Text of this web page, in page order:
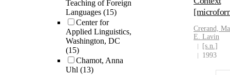
Teaching of Foreign
Languages (15)
Center for
Applied Linguistics,
Washington, DC
(15)
Chamot, Anna
Uhl (13)
Crerand,
E. Lavin
[s.n.]
1993